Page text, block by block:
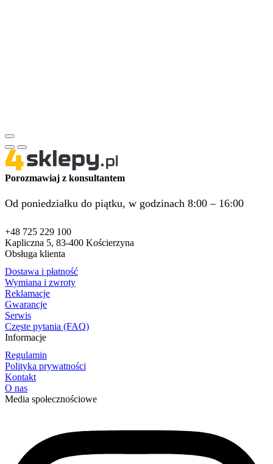
Porozmawiaj z konsultantem
Od poniedziałku do piątku, w godzinach 8:00 – 16:00
+48 725 229 100
Kapliczna 5, 83-400 Kościerzyna
Obsługa klienta
Dostawa i płatność
Wymiana i zwroty
Reklamacje
Gwarancje
Serwis
Częste pytania (FAQ)
Informacje
Regulamin
Polityka prywatności
Kontakt
O nas
Media społecznościowe